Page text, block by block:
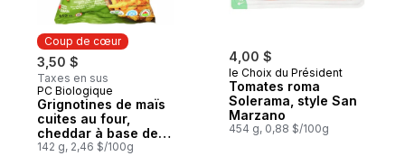
Coup de cœur
3,50 $
Taxes en sus
Coup de cœur
PC Biologique
Grignotines de maïs
cuites au four,
cheddar à base de
plantes
142 g, 2,46 $/100g
4,00 $
le Choix du Président
Tomates roma
Solerama, style San
Marzano
454 g, 0,88 $/100g